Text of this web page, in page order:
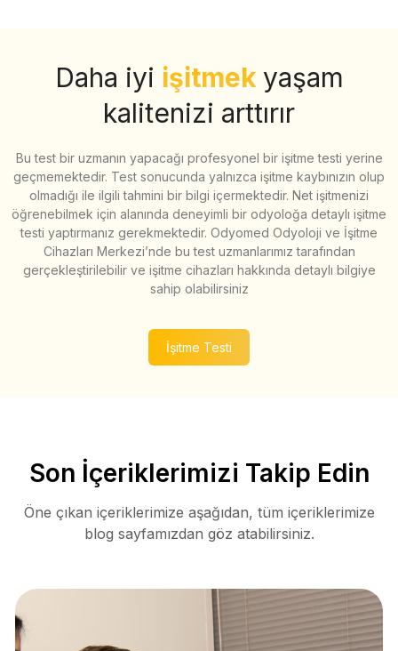
Daha iyi işitmek yaşam
kalitenizi arttırır
Bu test bir uzmanın yapacağı profesyonel bir işitme testi yerine
geçmemektedir. Test sonucunda yalnızca işitme kaybınızın olup
olmadığı ile ilgili tahmini bir bilgi içermektedir. Net işitmenizi
öğrenebilmek için alanında deneyimli bir odyoloğa detaylı işitme
testi yaptırmanız gerekmektedir. Odyomed Odyoloji ve İşitme
Cihazları Merkezi’nde bu test uzmanlarımız tarafından
gerçekleştirilebilir ve işitme cihazları hakkında detaylı bilgiye
sahip olabilirsiniz
İşitme Testi
Son İçeriklerimizi Takip Edin
Öne çıkan içeriklerimize aşağıdan, tüm içeriklerimize
blog sayfamızdan göz atabilirsiniz.